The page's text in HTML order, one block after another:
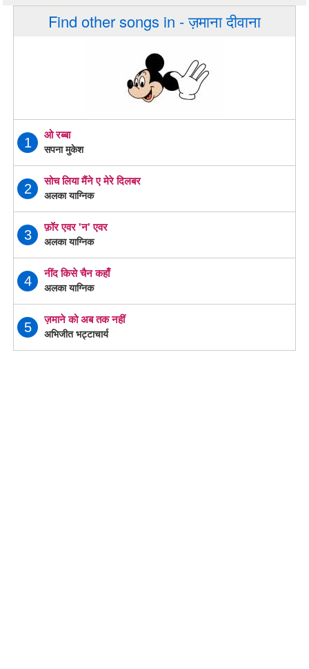
Find other songs in - ज़माना दीवाना
1
ओ रब्बा
सपना मुकेश
2
सोच लिया मैंने ए मेरे दिलबर
अलका याग्निक
3
फ़ॉर एवर 'न' एवर
अलका याग्निक
4
नींद किसे चैन कहाँ
अलका याग्निक
5
ज़माने को अब तक नहीं
अभिजीत भट्टाचार्य